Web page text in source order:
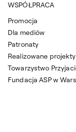
WSPÓŁPRACA
Promocja
Dla mediów
Patronaty
Realizowane projekty